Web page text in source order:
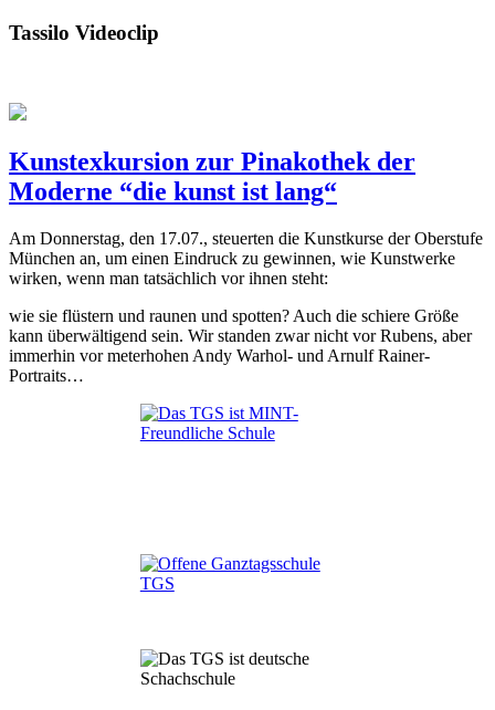
Tassilo Videoclip
Kunstexkursion zur Pinakothek der
Moderne “die kunst ist lang“
Am Donnerstag, den 17.07., steuerten die Kunstkurse der Oberstufe
München an, um einen Eindruck zu gewinnen, wie Kunstwerke
wirken, wenn man tatsächlich vor ihnen steht:
wie sie flüstern und raunen und spotten? Auch die schiere Größe
kann überwältigend sein. Wir standen zwar nicht vor Rubens, aber
immerhin vor meterhohen Andy Warhol- und Arnulf Rainer-
Portraits…